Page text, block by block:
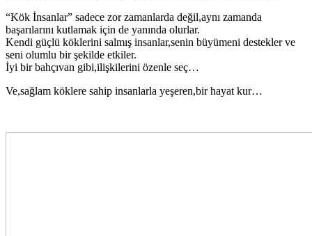
“Kök İnsanlar” sadece zor zamanlarda değil,aynı zamanda
başarılarını kutlamak için de yanında olurlar.
Kendi güçlü köklerini salmış insanlar,senin büyümeni destekler ve
seni olumlu bir şekilde etkiler.
İyi bir bahçıvan gibi,ilişkilerini özenle seç…
Ve,sağlam köklere sahip insanlarla yeşeren,bir hayat kur…